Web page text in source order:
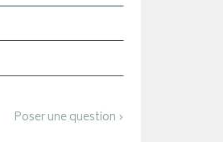
Poser une question ›